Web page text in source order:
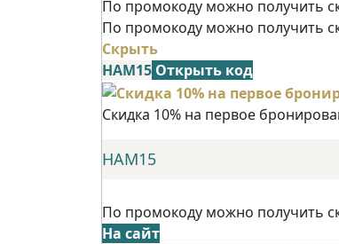
По промокоду можно получить
По промокоду можно получить
Скрыть
НАМ15 Открыть код
Скидка 10% на первое
НАМ15
По промокоду можно получить
На сайт